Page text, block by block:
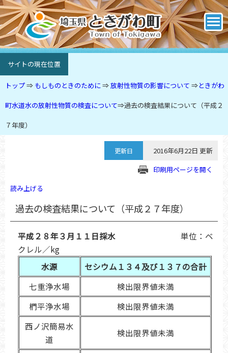
サイトの現在位置
トップ⇒ もしものときのために⇒放射性物質の影響について ⇒ときがわ
町水道水の放射性物質の検査について⇒過去の検査結果について（平成２
７年度）
更新日
2016年6月22日 更新
印刷用ページを開く
読み上げる
過去の検査結果について（平成２７年度）
平成２８年３月１１日採水 単位：ベ
クレル／kg
水源
セシウム１３４及び１３７の合計
七重浄水場
検出限界値未満
椚平浄水場
検出限界値未満
西ノ沢簡易水
道
検出限界値未満